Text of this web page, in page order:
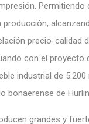
Permitiendo
precio-calidad
con el proyecto
industrial de
bonaerense de
grandes y